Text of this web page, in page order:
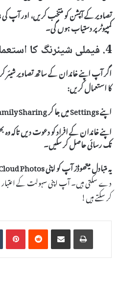
تصاویر کے آپشن کو منتخب کریں، اور آپ کی
کمپیوٹر پر دستیاب ہوں گی۔
4. فیملی شیئرنگ کا استعمال
اگر آپ اپنے خاندان کے ساتھ تصاویر شیئر
کا استعمال کریں:
اپنےSettingsمیں جا کرSharing
اپنے خاندان کے افراد کو دعوت دیں تاکہ
تک رسائی حاصل کر سکیں۔
یہ متبادل میتھوڈز آپ کو اپنیPhotos
دے سکتی ہیں۔ آپ اپنی سہولت کے اعتبار
کر سکتے ہیں!
TumblrPinterestReddit Share via Email Print